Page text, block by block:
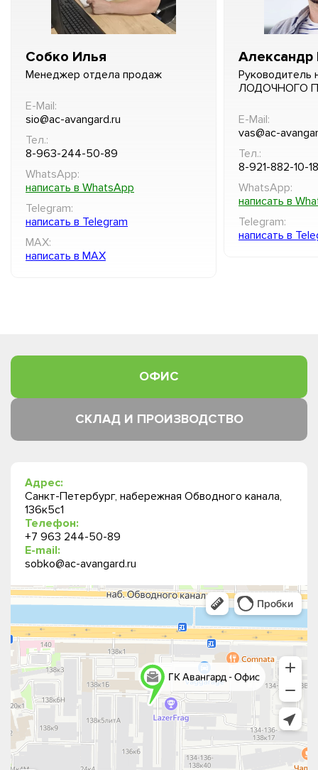
Собко Илья
Менеджер отдела продаж
E-Mail:
sio@ac-avangard.ru
Тел.:
8-963-244-50-89
WhatsApp:
написать в WhatsApp
Telegram:
написать в Telegram
MAX:
написать в MAX
Александр
Руководитель
ЛОДОЧНОГО
E-Mail:
vas@ac-
Тел.:
8-921-882-10-18
WhatsApp:
написать в
Telegram:
написать в
ОФИС
СКЛАД И ПРОИЗВОДСТВО
Адрес:
Санкт-Петербург, набережная Обводного канала,
136к5с1
Телефон:
+7 963 244-50-89
E-mail:
sobko@ac-avangard.ru